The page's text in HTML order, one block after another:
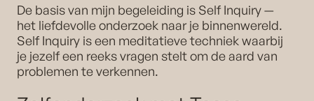
De basis van mijn begeleiding is Self Inquiry —
het liefdevolle onderzoek naar je binnenwereld.
Self Inquiry is een meditatieve techniek waarbij
je jezelf een reeks vragen stelt om de aard van
problemen te verkennen.